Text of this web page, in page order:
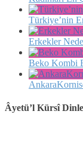
Türkiye’nin
Erkekler
Beko Kombi
Âyetü’l Kürsî Dinle